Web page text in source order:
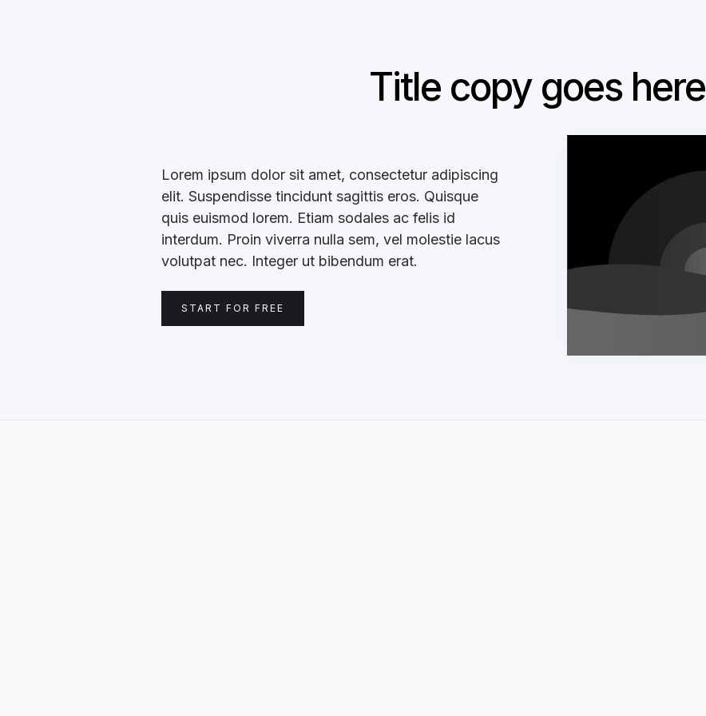
Title copy goes here
Lorem ipsum dolor sit amet, consectetur adipiscing
elit. Suspendisse tincidunt sagittis eros. Quisque
quis euismod lorem. Etiam sodales ac felis id
interdum. Proin viverra nulla sem, vel molestie lacus
volutpat nec. Integer ut bibendum erat.
START FOR FREE